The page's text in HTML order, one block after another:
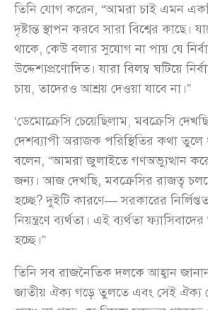
তিনি যোগ করেন, “আমরা চাই এমন
দৃষ্টান্ত স্থাপন করবে সারা বিশ্বের কাছে।
থাকে, কেউ বলার সুযোগ না পায় যে
উদ্দেশ্যপ্রণোদিত। যারা বিলম্ব ঘটিয়ে
চায়, তাদেরও আশ্রয় দেওয়া যাবে না।”
‘ডেমোক্রেসি চেয়েছিলাম, মবক্রেসি
দেশব্যাপী অরাজক পরিস্থিতির কথা তুলে
বলেন, “আমরা জুলাইতে গণঅভ্যুত্থান
জন্য। আজ দেখছি, মবক্রেসির রাজত্ব
হচ্ছে? দুইটি কারণে— সরকারের
নিয়ন্ত্রণে ব্যর্থতা। এই ব্যর্থতা
হচ্ছে।”
তিনি সব রাজনৈতিক দলকে আহ্বান
জাতীয় ঐক্য গড়ে তুলতে এবং সেই ঐক্য